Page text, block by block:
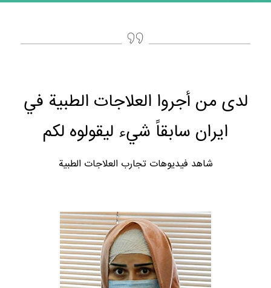
لدى من أجروا العلاجات الطبية في
ايران سابقاً شيء ليقولوه لكم
شاهد فيديوهات تجارب العلاجات الطبية